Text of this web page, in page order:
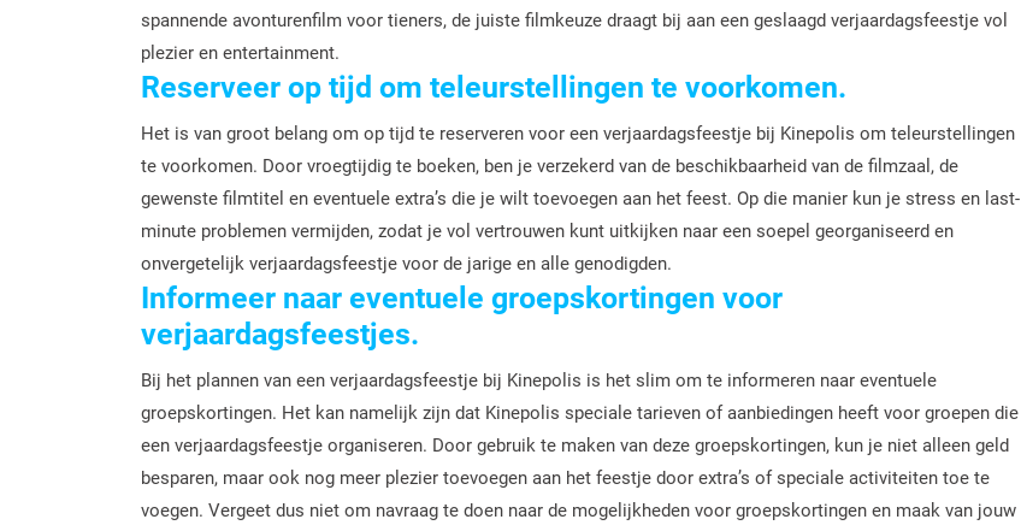
spannende avonturenfilm voor tieners, de juiste filmkeuze draagt bij aan een geslaagd verjaardagsfeestje vol
plezier en entertainment.
Reserveer op tijd om teleurstellingen te voorkomen.
Het is van groot belang om op tijd te reserveren voor een verjaardagsfeestje bij Kinepolis om teleurstellingen
te voorkomen. Door vroegtijdig te boeken, ben je verzekerd van de beschikbaarheid van de filmzaal, de
gewenste filmtitel en eventuele extra’s die je wilt toevoegen aan het feest. Op die manier kun je stress en last-
minute problemen vermijden, zodat je vol vertrouwen kunt uitkijken naar een soepel georganiseerd en
onvergetelijk verjaardagsfeestje voor de jarige en alle genodigden.
Informeer naar eventuele groepskortingen voor
verjaardagsfeestjes.
Bij het plannen van een verjaardagsfeestje bij Kinepolis is het slim om te informeren naar eventuele
groepskortingen. Het kan namelijk zijn dat Kinepolis speciale tarieven of aanbiedingen heeft voor groepen die
een verjaardagsfeestje organiseren. Door gebruik te maken van deze groepskortingen, kun je niet alleen geld
besparen, maar ook nog meer plezier toevoegen aan het feestje door extra’s of speciale activiteiten toe te
voegen. Vergeet dus niet om navraag te doen naar de mogelijkheden voor groepskortingen en maak van jouw